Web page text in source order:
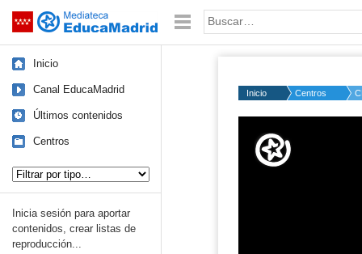
Saltar navegación Palabra o frase:
Inicio
Canal EducaMadrid
Últimos contenidos
Centros
Inicia sesión para aportar
contenidos, crear listas de
reproducción...
Inicio Centros
50%